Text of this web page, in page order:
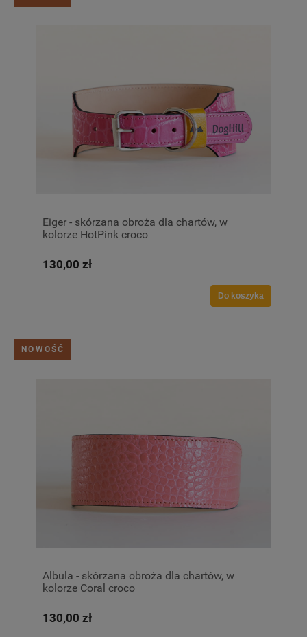
Eiger - skórzana obroża dla chartów, w
kolorze HotPink croco
130,00 zł
Do koszyka
Albula - skórzana obroża dla chartów, w
kolorze Coral croco
130,00 zł
NOWOŚĆ